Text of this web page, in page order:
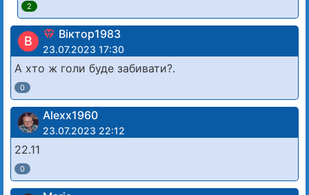
2
В Віктор1983
23.07.2023 17:30
А хто ж голи буде забивати?.
0
Alexx1960
23.07.2023 22:12
22.11
0